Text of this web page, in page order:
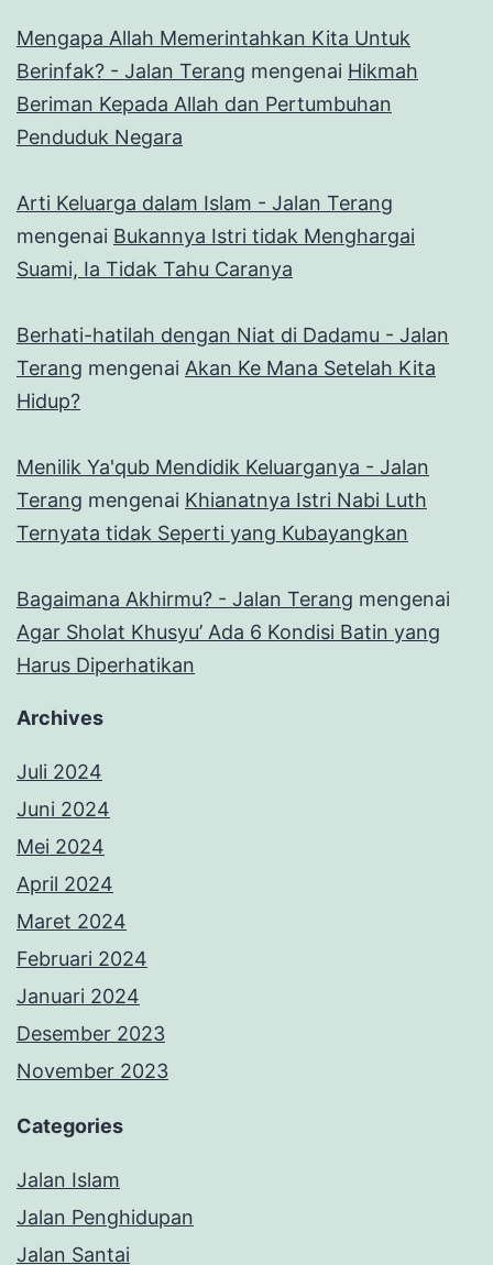
Mengapa Allah Memerintahkan Kita Untuk
Berinfak? - Jalan Terang mengenai Hikmah
Beriman Kepada Allah dan Pertumbuhan
Penduduk Negara
Arti Keluarga dalam Islam - Jalan Terang
mengenai Bukannya Istri tidak Menghargai
Suami, Ia Tidak Tahu Caranya
Berhati-hatilah dengan Niat di Dadamu - Jalan
Terang mengenai Akan Ke Mana Setelah Kita
Hidup?
Menilik Ya'qub Mendidik Keluarganya - Jalan
Terang mengenai Khianatnya Istri Nabi Luth
Ternyata tidak Seperti yang Kubayangkan
Bagaimana Akhirmu? - Jalan Terang mengenai
Agar Sholat Khusyu’ Ada 6 Kondisi Batin yang
Harus Diperhatikan
Archives
Juli 2024
Juni 2024
Mei 2024
April 2024
Maret 2024
Februari 2024
Januari 2024
Desember 2023
November 2023
Categories
Jalan Islam
Jalan Penghidupan
Jalan Santai